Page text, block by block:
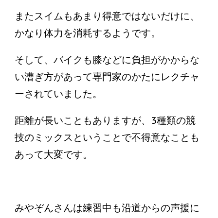
またスイムもあまり得意ではないだけに、
かなり体力を消耗するようです。
そして、バイクも膝などに負担がかからな
い漕ぎ方があって専門家のかたにレクチャ
ーされていました。
距離が長いこともありますが、3種類の競
技のミックスということで不得意なことも
あって大変です。
みやぞんさんは練習中も沿道からの声援に